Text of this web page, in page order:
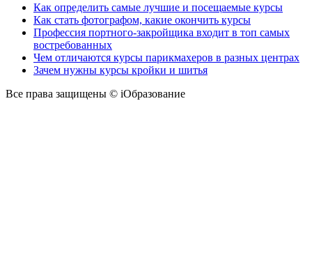
Как определить самые лучшие и посещаемые курсы
Как стать фотографом, какие окончить курсы
Профессия портного-закройщика входит в топ самых
востребованных
Чем отличаются курсы парикмахеров в разных центрах
Зачем нужны курсы кройки и шитья
Все права защищены © iОбразование